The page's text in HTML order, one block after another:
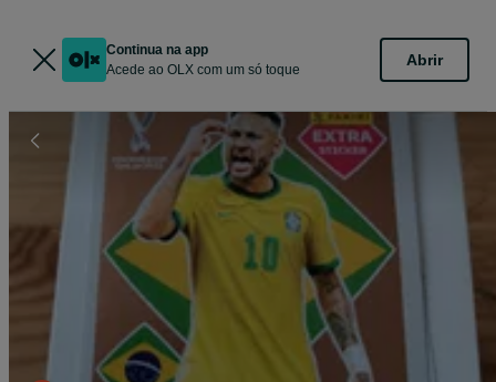
Continua na app
Acede ao OLX com um só toque
Abrir